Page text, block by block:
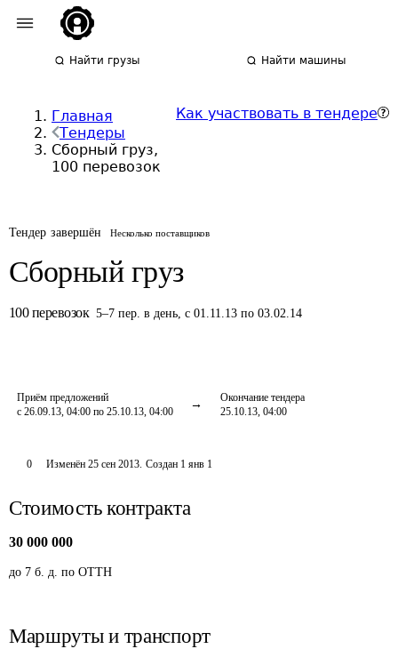
Найти грузы Найти машины
Главная
Тендеры
Сборный груз,
100 перевозок
Как участвовать в тендере
Тендер завершён Несколько поставщиков
Сборный груз
100 перевозок 5–7 пер. в день,с 01.11.13 по 03.02.14
Приём предложений
с 26.09.13, 04:00 по 25.10.13, 04:00
Окончание тендера
25.10.13, 04:00
0 Изменён 25 сен 2013. Создан 1 янв 1
Стоимость контракта
30 000 000
до 7 б. д. по ОТТН
Маршруты и транспорт